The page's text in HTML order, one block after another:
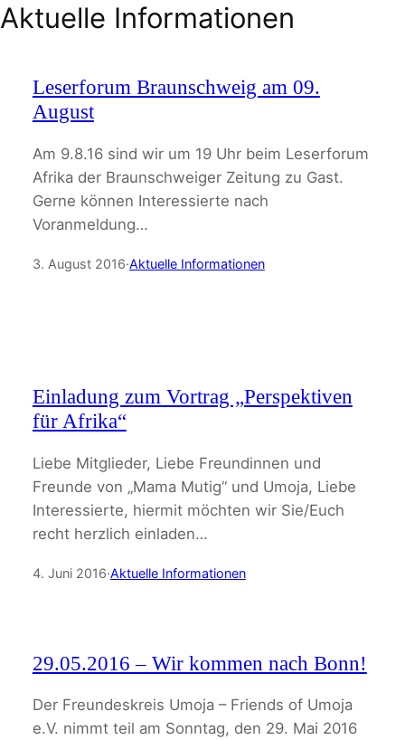
Aktuelle Informationen
Leserforum Braunschweig am 09.
August
Am 9.8.16 sind wir um 19 Uhr beim Leserforum
Afrika der Braunschweiger Zeitung zu Gast.
Gerne können Interessierte nach
Voranmeldung…
3. August 2016·Aktuelle Informationen
Einladung zum Vortrag „Perspektiven
für Afrika“
Liebe Mitglieder, Liebe Freundinnen und
Freunde von „Mama Mutig“ und Umoja, Liebe
Interessierte, hiermit möchten wir Sie/Euch
recht herzlich einladen…
4. Juni 2016·Aktuelle Informationen
29.05.2016 – Wir kommen nach Bonn!
Der Freundeskreis Umoja – Friends of Umoja
e.V. nimmt teil am Sonntag, den 29. Mai 2016